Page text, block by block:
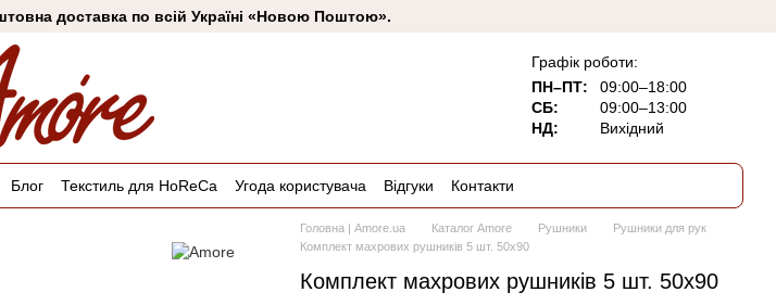
доставка по всій Україні «Новою Поштою».
Графік роботи:
ПН–ПТ:
09:00–18:00
СБ:
09:00–13:00
НД:
Вихідний
Блог Текстиль для HoReCa Угода користувача Відгуки Контакти
Головна | Amore.ua Каталог Amore Рушники
Рушники для рук
Комплект махрових рушників 5 шт. 50x90
Комплект махрових рушників 5 шт. 50x90